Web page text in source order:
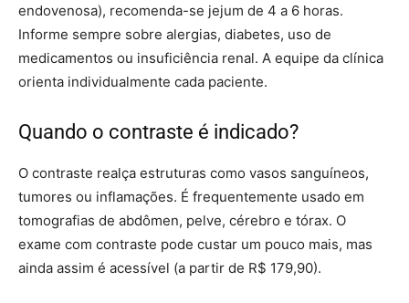
endovenosa), recomenda-se jejum de 4 a 6 horas.
Informe sempre sobre alergias, diabetes, uso de
medicamentos ou insuficiência renal. A equipe da clínica
orienta individualmente cada paciente.
Quando o contraste é indicado?
O contraste realça estruturas como vasos sanguíneos,
tumores ou inflamações. É frequentemente usado em
tomografias de abdômen, pelve, cérebro e tórax. O
exame com contraste pode custar um pouco mais, mas
ainda assim é acessível (a partir de R$ 179,90).